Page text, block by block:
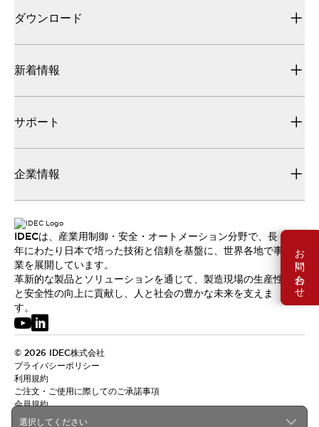
お問い合わせ
選択してください
ダウンロード
新着情報
サポート
企業情報
IDECは、産業用制御・安全・オートメーション分野で、長
年にわたり日本で培った技術と信頼を基盤に、世界各地で事
業を展開しています。
革新的な製品とソリューションを通じて、製造現場の生産性
と安全性の向上に貢献し、人と社会の豊かな未来を支えま
す。
© 2026 IDEC株式会社
プライバシーポリシー
利用規約
ご注文・ご使用に際してのご承諾事項
会員規約